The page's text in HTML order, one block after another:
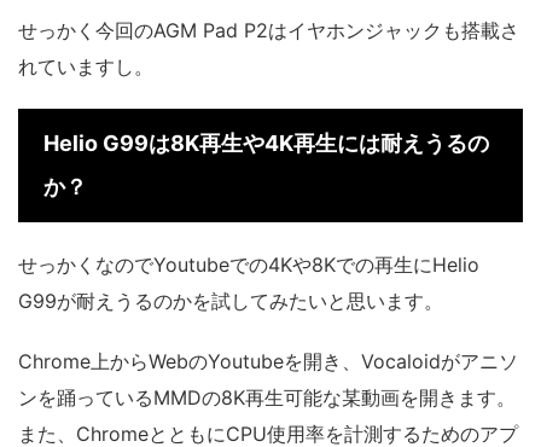
せっかく今回のAGM Pad P2はイヤホンジャックも搭載さ
れていますし。
Helio G99は8K再生や4K再生には耐えうるの
か？
せっかくなのでYoutubeでの4Kや8Kでの再生にHelio
G99が耐えうるのかを試してみたいと思います。
Chrome上からWebのYoutubeを開き、Vocaloidがアニソ
ンを踊っているMMDの8K再生可能な某動画を開きます。
また、ChromeとともにCPU使用率を計測するためのアプ